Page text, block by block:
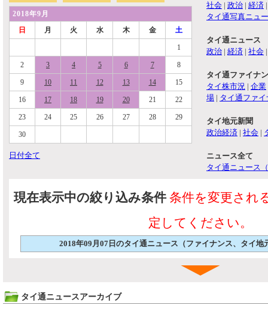
2018年9月
日
月 火 水 木 金 土
1
2 3 4 5 6 7 8
9 10 11 12 13 14 15
16 17 18 19 20 21 22
23 24 25 26 27 28 29
30
日付全て
社会 | 政治 | 経済
タイ通写真ニュ
タイ通ニュース
政治 | 経済 | 社会
タイ通ファイナ
タイ株市況 | 企業
場 | タイ通ファ
タイ地元新聞
政治経済 | 社会 |
ニュース全て
タイ通ニュース
現在表示中の絞り込み条件 条件を変更され
定してください。
2018年09月07日のタイ通ニュース（ファイナンス、タイ地
タイ通ニュースアーカイブ